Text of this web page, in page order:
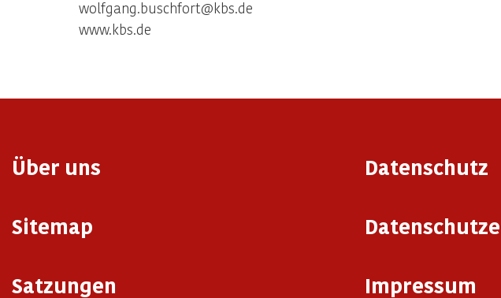
wolfgang.buschfort@kbs.de
www.kbs.de
Über uns
Sitemap
Satzungen
Datenschutz
Impressum